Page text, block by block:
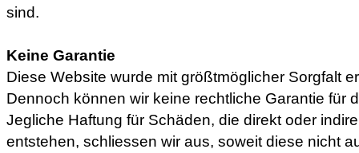
sind.
Keine Garantie
Diese Website wurde mit größtmöglicher Sorgfalt
Dennoch können wir keine rechtliche Garantie für
Jegliche Haftung für Schäden, die direkt oder
entstehen, schliessen wir aus, soweit diese nicht